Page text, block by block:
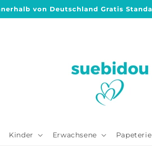
von Deutschland Gratis
Kinder Erwachsene Papeterie